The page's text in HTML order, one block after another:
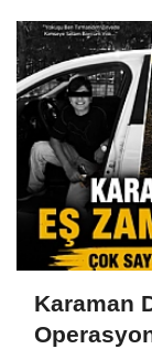
Karaman